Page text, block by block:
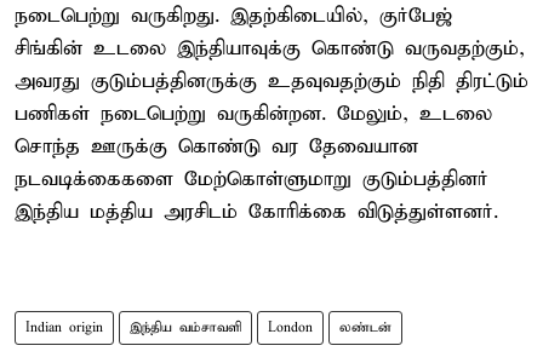
நடைபெற்று வருகிறது. இதற்கிடையில், குர்பேஜ்
சிங்கின் உடலை இந்தியாவுக்கு கொண்டு வருவதற்கும்,
அவரது குடும்பத்தினருக்கு உதவுவதற்கும் நிதி திரட்டும்
பணிகள் நடைபெற்று வருகின்றன. மேலும், உடலை
சொந்த ஊருக்கு கொண்டு வர தேவையான
நடவடிக்கைகளை மேற்கொள்ளுமாறு குடும்பத்தினர்
இந்திய மத்திய அரசிடம் கோரிக்கை விடுத்துள்ளனர்.
Indian origin இந்திய வம்சாவளி London லண்டன்